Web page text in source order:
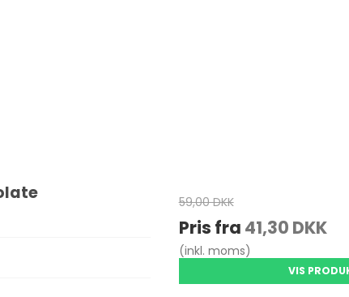
59,00 DKK
Pris fra 41,30 DKK
(inkl. moms)
VIS